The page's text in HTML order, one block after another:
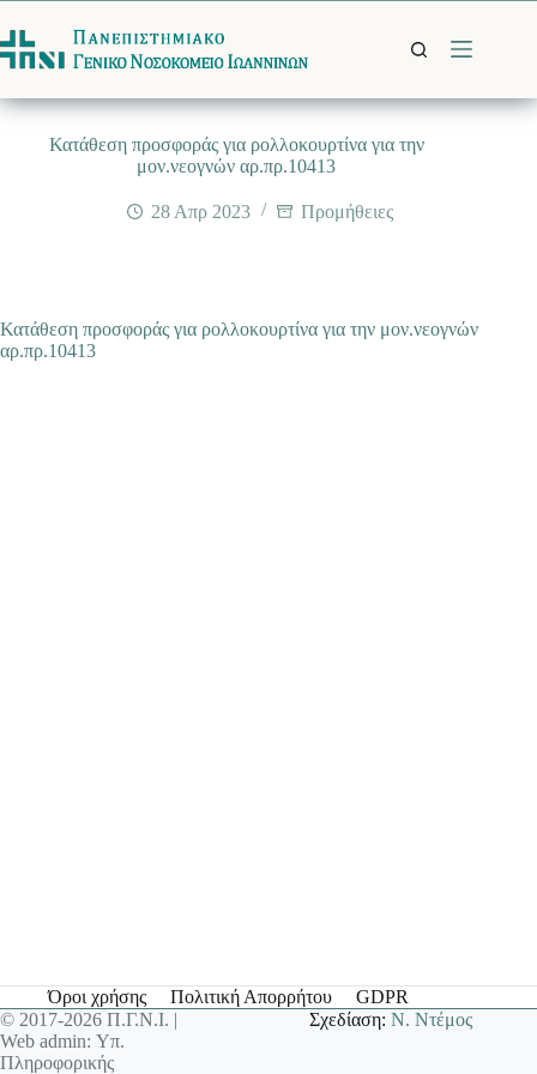
στο
περιεχόμενο
Κατάθεση προσφοράς για ρολλοκουρτίνα για την
μον.νεογνών αρ.πρ.10413
28 Απρ 2023 Προμήθειες
Κατάθεση προσφοράς για ρολλοκουρτίνα για την μον.νεογνών
αρ.πρ.10413
Όροι χρήσης Πολιτική Απορρήτου
GDPR
© 2017-2026 Π.Γ.Ν.Ι. |
Web admin: Υπ.
Πληροφορικής
Σχεδίαση:Ν. Ντέμος